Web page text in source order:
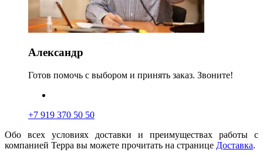
Александр
Готов помочь с выбором и принять заказ. Звоните!
+7 919 370 50 50
Обо всех условиях доставки и преимуществах работы с
компанией Терра вы можете прочитать на странице Доставка.